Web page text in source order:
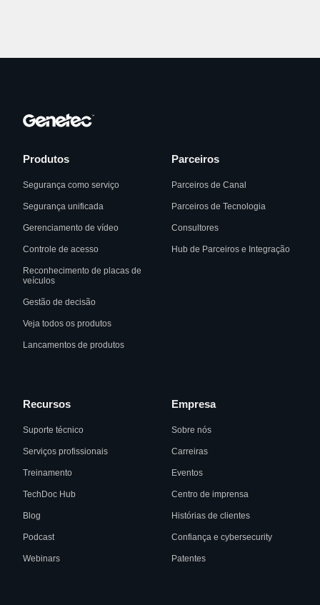
Produtos
Segurança como serviço
Segurança unificada
Gerenciamento de vídeo
Controle de acesso
Reconhecimento de placas de
veículos
Gestão de decisão
Veja todos os produtos
Lancamentos de produtos
Parceiros
Parceiros de Canal
Parceiros de Tecnologia
Consultores
Hub de Parceiros e Integração
Recursos
Suporte técnico
Serviços profissionais
Treinamento
TechDoc Hub
Blog
Podcast
Webinars
Empresa
Sobre nós
Carreiras
Eventos
Centro de imprensa
Histórias de clientes
Confiança e cybersecurity
Patentes